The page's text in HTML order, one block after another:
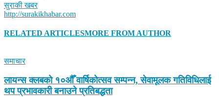
सुराकी खबर
http://surakikhabar.com
RELATED ARTICLESMORE FROM AUTHOR
समाचार
लायन्स क्लबको १०औँ वार्षिकोत्सव सम्पन्न, सेवामूलक गतिविधिलाई
थप प्रभावकारी बनाउने प्रतिबद्धता